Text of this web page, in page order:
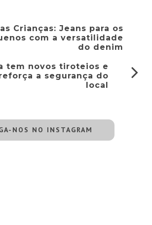
Crianças: Jeans para os
com a versatilidade
do denim
tem novos tiroteios e
a segurança do
local
NOS NO INSTAGRAM